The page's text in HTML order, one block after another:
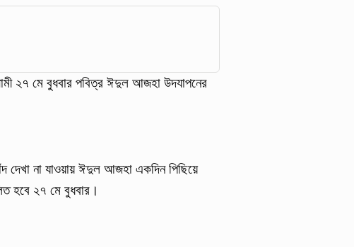
২৭ মে বুধবার পবিত্র ঈদুল আজহা উদযাপনের
দেখা না যাওয়ায় ঈদুল আজহা একদিন পিছিয়ে
হবে ২৭ মে বুধবার।